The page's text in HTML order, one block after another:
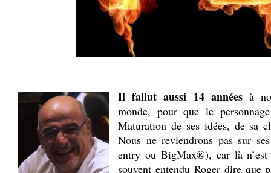
Il fallut aussi 14 annéesà
monde, pour que le
Maturation de ses idées, de sa
Nous ne reviendrons pas sur
entry ou BigMax®), car là n’est
souvent entendu Roger dire que